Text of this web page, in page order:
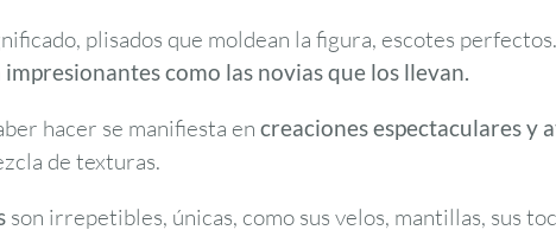
plisados que moldean la figura, escotes perfectos.
como las novias que los llevan.
hacer se manifiesta en creaciones espectaculares y
de texturas.
son irrepetibles, únicas, como sus velos, mantillas, sus